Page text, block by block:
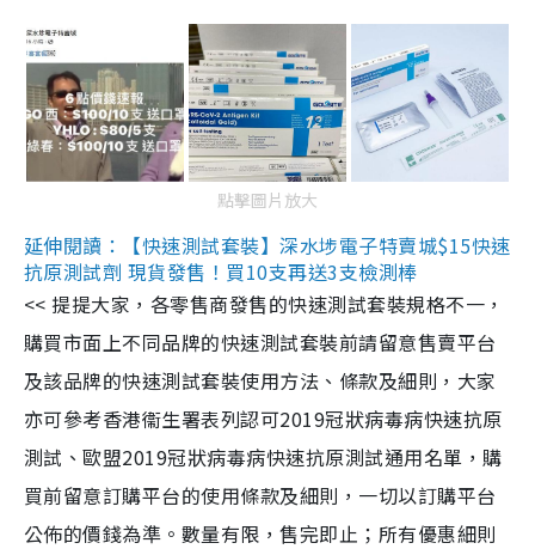
點擊圖片放大
延伸閱讀：【快速測試套裝】深水埗電子特賣城$15快速
抗原測試劑 現貨發售！買10支再送3支檢測棒
<< 提提大家，各零售商發售的快速測試套裝規格不一，
購買市面上不同品牌的快速測試套裝前請留意售賣平台
及該品牌的快速測試套裝使用方法、條款及細則，大家
亦可參考香港衞生署表列認可2019冠狀病毒病快速抗原
測試、歐盟2019冠狀病毒病快速抗原測試通用名單，購
買前留意訂購平台的使用條款及細則，一切以訂購平台
公佈的價錢為準。數量有限，售完即止；所有優惠細則